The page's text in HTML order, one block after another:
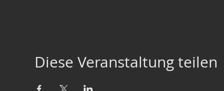
Diese Veranstaltung teilen